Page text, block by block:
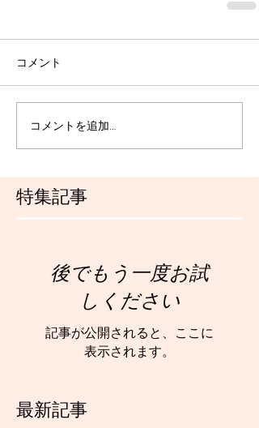
特集記事
最新記事
コメント
コメントを追加…
後でもう一度お試
しください
記事が公開されると、ここに
表示されます。